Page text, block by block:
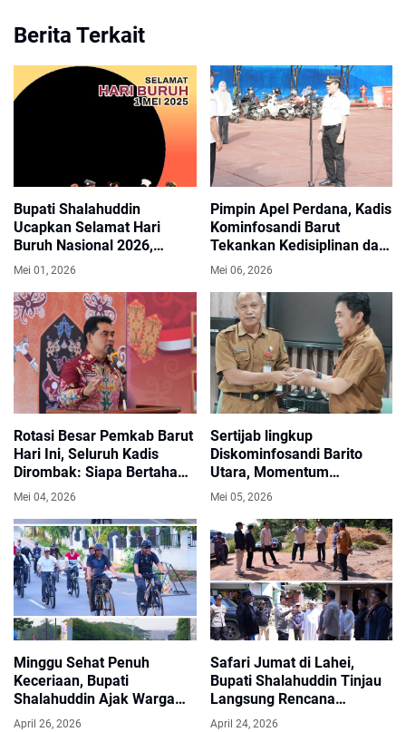
Berita Terkait
Bupati Shalahuddin
Ucapkan Selamat Hari
Buruh Nasional 2026,
Apresiasi Peran Pekerja
dalam Pembangunan
Daerah
Mei 01, 2026
Pimpin Apel Perdana, Kadis
Kominfosandi Barut
Tekankan Kedisiplinan dan
Apresiasi Prestasi Daerah
Mei 06, 2026
Rotasi Besar Pemkab Barut
Hari Ini, Seluruh Kadis
Dirombak: Siapa Bertahan
di Kursinya?
Mei 04, 2026
Sertijab lingkup
Diskominfosandi Barito
Utara, Momentum
Peningkatan Kinerja,
Nyata Membangun Daerah
Melalui Pelayanan Publik.
Mei 05, 2026
Minggu Sehat Penuh
Keceriaan, Bupati
Shalahuddin Ajak Warga
Gowes dan Senam
April 26, 2026
Safari Jumat di Lahei,
Bupati Shalahuddin Tinjau
Langsung Rencana
Pembangunan
April 24, 2026